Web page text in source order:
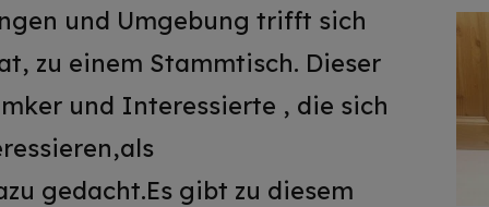
und Umgebung trifft sich
zu einem Stammtisch. Dieser
und Interessierte , die sich
gedacht.Es gibt zu diesem